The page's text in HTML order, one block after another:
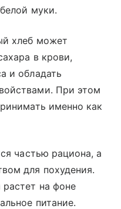
муки.
хлеб может
в крови,
и обладать
При этом
именно как
частью рациона, а
для похудения.
на фоне
питание.